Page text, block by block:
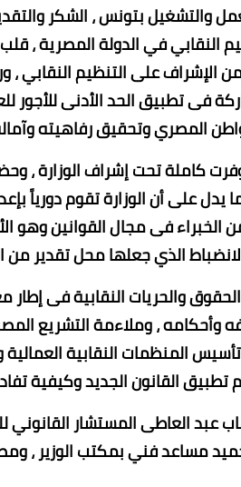
والتشغيل بتونس ، الشكر
في الدولة المصرية ، قلب
على التنظيم النقابي ،
فى تطبيق الحد الأدنى
المصري وتحقيق رفاهيته
كاملة تحت إشراف الوزارة
على أن الوزارة تقوم دورياً
فى مجال القوانين وهو
الذي جعلها محل تقدير من
والحريات النقابية فى إطار
وأحكامه ، وملاءمة التشريع
المنظمات النقابية العمالية
تطبيق القانون الجديد وكيفية
عبد العاطى المستشار القانوني
الحميد مساعد فني بمكتب الوزير